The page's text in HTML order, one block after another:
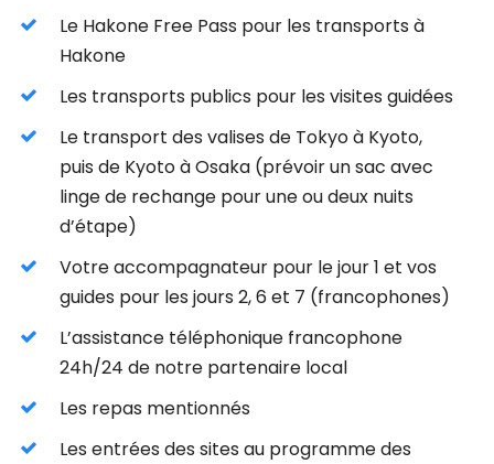
Le Hakone Free Pass pour les transports à
Hakone
Les transports publics pour les visites guidées
Le transport des valises de Tokyo à Kyoto,
puis de Kyoto à Osaka (prévoir un sac avec
linge de rechange pour une ou deux nuits
d’étape)
Votre accompagnateur pour le jour 1 et vos
guides pour les jours 2, 6 et 7 (francophones)
L’assistance téléphonique francophone
24h/24 de notre partenaire local
Les repas mentionnés
Les entrées des sites au programme des